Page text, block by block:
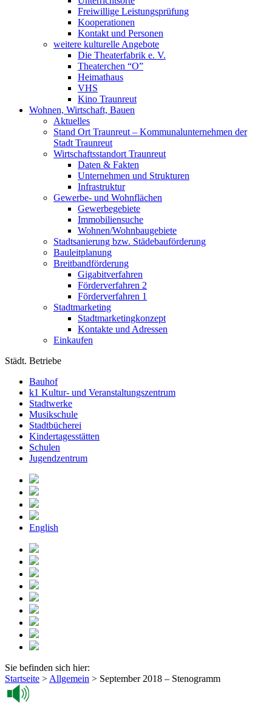
Freiwillige Leistungsprüfung
Kooperationen
Kontakt und Personen
weitere kulturelle Angebote
Die Theaterfabrik e. V.
Theaterchen “O”
Heimathaus
VHS
Kino Traunreut
Wohnen, Wirtschaft, Bauen
Aktuelles
Stand Ort Traunreut – Kommunalunternehmen der
Stadt Traunreut
Wirtschaftsstandort Traunreut
Daten & Fakten
Unternehmen und Strukturen
Infrastruktur
Gewerbe- und Wohnflächen
Gewerbegebiete
Immobiliensuche
Wohnen/Wohnbaugebiete
Stadtsanierung bzw. Städebauförderung
Bauleitplanung
Breitbandförderung
Gigabitverfahren
Förderverfahren 2
Förderverfahren 1
Stadtmarketing
Stadtmarketingkonzept
Kontakte und Adressen
Einkaufen
Städt. Betriebe
Bauhof
k1 Kultur- und Veranstaltungszentrum
Stadtwerke
Musikschule
Stadtbücherei
Kindertagesstätten
Schulen
Jugendzentrum
English
Sie befinden sich hier:
Startseite > Allgemein > September 2018 – Stenogramm